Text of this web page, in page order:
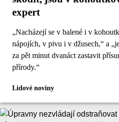
expert
„Nacházejí se v balené i v
nápojích, v pivu i v džusech,“ a
za pět minut dvanáct zastavit
přírody.“
Lidové noviny